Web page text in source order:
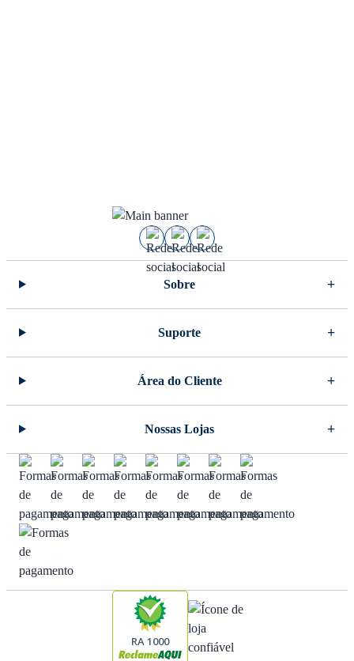
Sobre
Suporte
Área do Cliente
Nossas Lojas
RA 1000